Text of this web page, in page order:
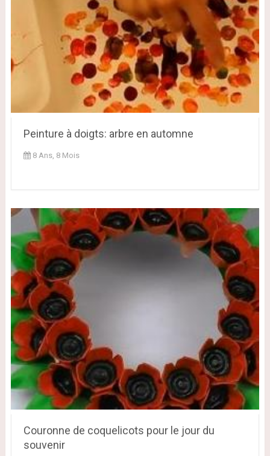
Peinture à doigts: arbre en automne
8 Ans, 8 Mois
Couronne de coquelicots pour le jour du
souvenir